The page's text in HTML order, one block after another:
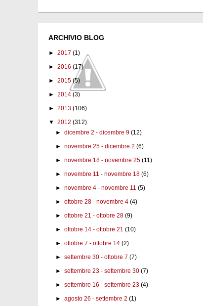
ARCHIVIO BLOG
► 2017 (1)
► 2016 (17)
► 2015 (5)
► 2014 (3)
► 2013 (106)
▼ 2012 (312)
►dicembre 2 - dicembre 9 (12)
►novembre 25 - dicembre 2 (6)
►novembre 18 - novembre 25 (11)
►novembre 11 - novembre 18 (6)
►novembre 4 - novembre 11 (5)
►ottobre 28 - novembre 4 (4)
►ottobre 21 - ottobre 28 (9)
►ottobre 14 - ottobre 21 (10)
►ottobre 7 - ottobre 14 (2)
►settembre 30 - ottobre 7 (7)
►settembre 23 - settembre 30 (7)
►settembre 16 - settembre 23 (4)
►agosto 26 - settembre 2 (1)